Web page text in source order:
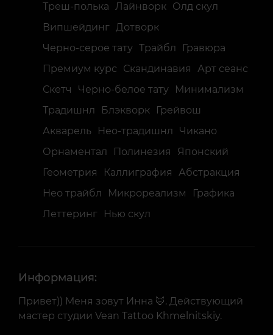
Треш-полька Лайнворк Олд скул
Випшейдинг Дотворк
Черно-серое тату Трайбл
Гравюра
Премиум курс
Скандинавия
Арт сеанс
Скетч
Черно-белое тату
Минимализм
Традишнл
Блэкворк
Грейвош
Акварель
Нео-традишнл
Чикано
Орнаментал
Полинезия
Японский
Геометрия
Каллиграфия
Абстракция
Нео трайбл
Микрореализм
Графика
Леттеринг
Нью скул
Информация:
Привет)) Меня зовут Инна 🦊. Действующий
мастер студии Vean Tattoo Khmelnitskiy.